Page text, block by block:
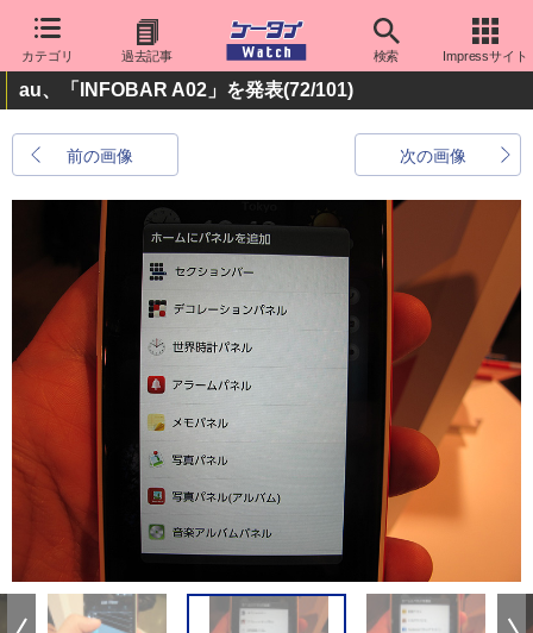
カテゴリ 過去記事 検索 Impressサイト
au、「INFOBAR A02」を発表(72/101)
前の画像 次の画像